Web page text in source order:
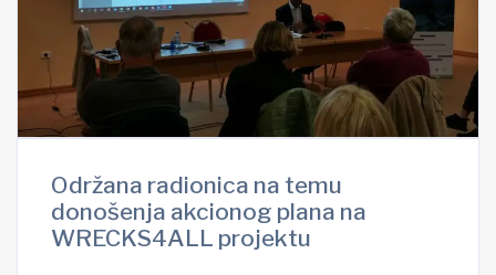
Održana radionica na temu
donošenja akcionog plana na
WRECKS4ALL projektu